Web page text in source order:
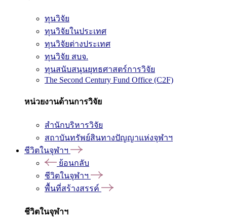
ทุนวิจัย
ทุนวิจัยในประเทศ
ทุนวิจัยต่างประเทศ
ทุนวิจัย สบจ.
ทุนสนับสนุนยุทธศาสตร์การวิจัย
The Second Century Fund Office (C2F)
หน่วยงานด้านการวิจัย
สำนักบริหารวิจัย
สถาบันทรัพย์สินทางปัญญาแห่งจุฬาฯ
ชีวิตในจุฬาฯ
ย้อนกลับ
ชีวิตในจุฬาฯ
พื้นที่สร้างสรรค์
ชีวิตในจุฬาฯ